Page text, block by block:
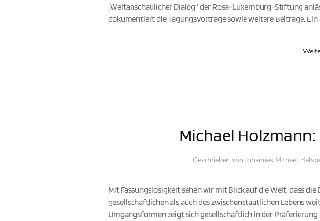
„Weltanschaulicher Dialog“ der Rosa-Luxemburg-Stiftung
dokumentiert die Tagungsvorträge sowie weitere Beiträge.
Michael
Geschrieben von Johannes Michael
Mit Fassungslosigkeit sehen wir mit Blick auf die Welt, dass
gesellschaftlichen als auch des zwischenstaatlichen Lebens
Umgangsformen zeigt sich gesellschaftlich in der